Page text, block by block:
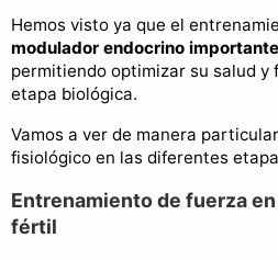
Hemos visto ya que el
modulador endocrino importante
permitiendo optimizar su salud y
etapa biológica.
Vamos a ver de manera
fisiológico en las diferentes
Entrenamiento de fuerza
fértil